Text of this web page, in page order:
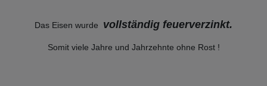
Das Eisen wurde vollständig feuerverzinkt.
Somit viele Jahre und Jahrzehnte ohne Rost !